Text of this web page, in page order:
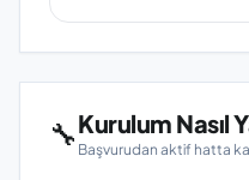
🔧Kurulum Nasıl
Başvurudan aktif hatta